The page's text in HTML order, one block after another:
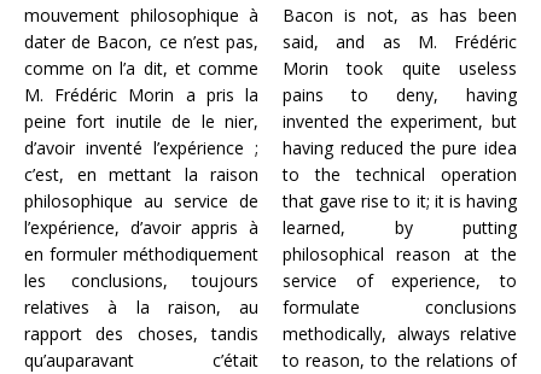
mouvement philosophique à
dater de Bacon, ce n’est pas,
comme on l’a dit, et comme
M. Frédéric Morin a pris la
peine fort inutile de le nier,
d’avoir inventé l’expérience ;
c’est, en mettant la raison
philosophique au service de
l’expérience, d’avoir appris à
en formuler méthodiquement
les conclusions, toujours
relatives à la raison, au
rapport des choses, tandis
qu’auparavant c’était
Bacon is not, as has been
said, and as M. Frédéric
Morin took quite useless
pains to deny, having
invented the experiment, but
having reduced the pure idea
to the technical operation
that gave rise to it; it is having
learned, by putting
philosophical reason at the
service of experience, to
formulate conclusions
methodically, always relative
to reason, to the relations of